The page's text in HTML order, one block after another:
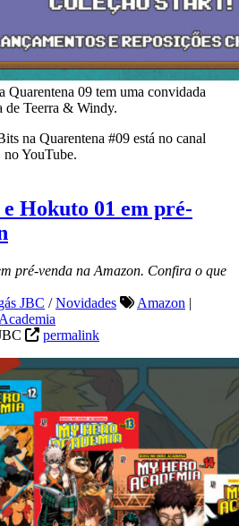
Quarentena 09 tem uma convidada
de Teerra & Windy.
na Quarentena #09 está no canal
YouTube.
Hokuto 01 em pré-
pré-venda na Amazon. Confira o que
JBC /Novidades Amazon |
permalink